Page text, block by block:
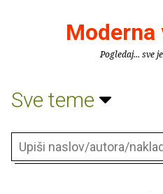
Moderna
Pogledaj... sve
Sve teme